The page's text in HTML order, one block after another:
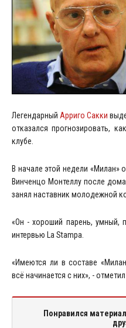
Легендарный Арриго Сакки
отказался прогнозировать,
клубе.
В начале этой недели «Милан»
Винченцо Монтеллу после
занял наставник молодежной
«Он - хороший парень, умный,
интервью La Stampa.
«Имеются ли в составе
всё начинается с них», -
Понравился